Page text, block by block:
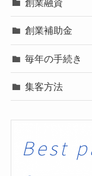
創業融資
創業補助金
毎年の手続き
集客方法